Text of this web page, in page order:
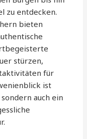
zu entdecken.
bieten
stürzen,
für
ist
auch ein